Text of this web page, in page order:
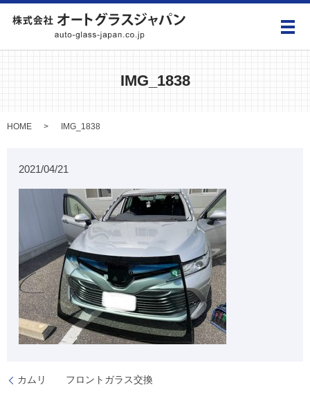
メ
IMG_1838
HOME IMG_1838
2021/04/21
カムリ フロントガラス交換